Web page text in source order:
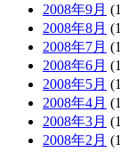
2008年9月
2008年8月
2008年7月
2008年6月
2008年5月
2008年4月
2008年3月
2008年2月